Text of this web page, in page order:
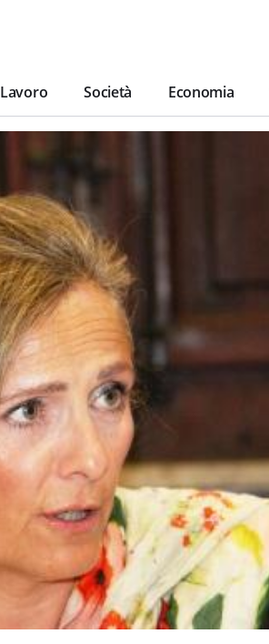
Lavoro Società Economia